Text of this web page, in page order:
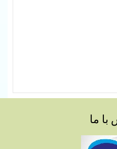
با ما